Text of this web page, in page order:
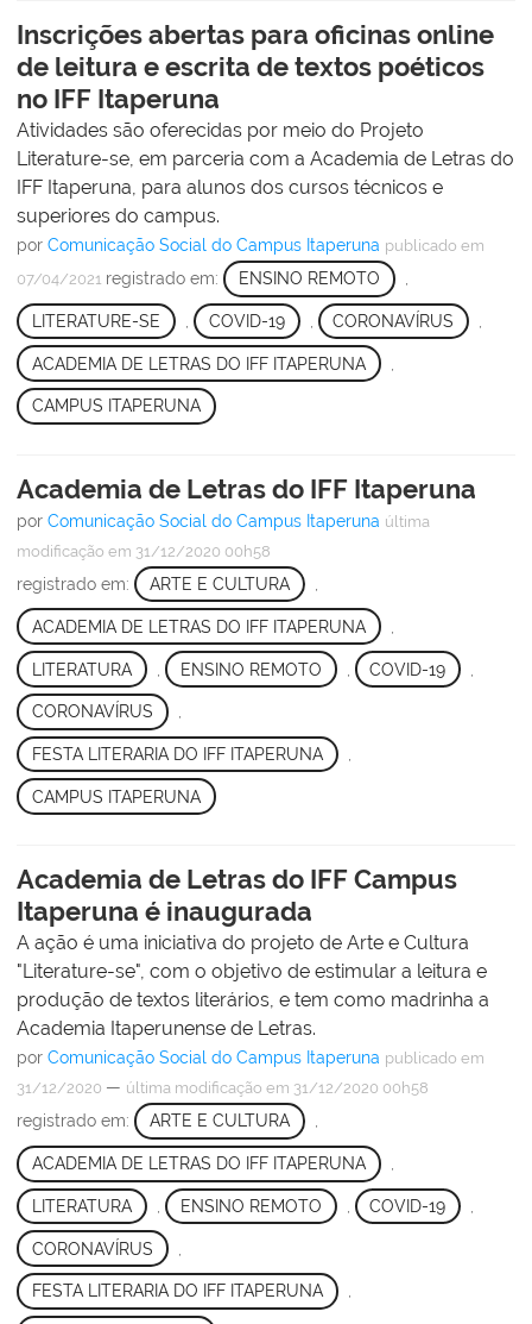
Inscrições abertas para oficinas online
de leitura e escrita de textos poéticos
no IFF Itaperuna
Atividades são oferecidas por meio do Projeto
Literature-se, em parceria com a Academia de Letras do
IFF Itaperuna, para alunos dos cursos técnicos e
superiores do campus.
por Comunicação Social do Campus Itaperuna publicado em
07/04/2021 registrado em: ENSINO REMOTO ,
LITERATURE-SE COVID-19 CORONAVÍRUS
ACADEMIA DE LETRAS DO IFF ITAPERUNA
CAMPUS ITAPERUNA
Academia de Letras do IFF Itaperuna
por Comunicação Social do Campus Itaperuna última
modificação em 31/12/2020 00h58
registrado em: ARTE E CULTURA
ACADEMIA DE LETRAS DO IFF ITAPERUNA
LITERATURA ENSINO REMOTO COVID-19
CORONAVÍRUS ,
FESTA LITERARIA DO IFF ITAPERUNA
CAMPUS ITAPERUNA
Academia de Letras do IFF Campus
Itaperuna é inaugurada
A ação é uma iniciativa do projeto de Arte e Cultura
"Literature-se", com o objetivo de estimular a leitura e
produção de textos literários, e tem como madrinha a
Academia Itaperunense de Letras.
por Comunicação Social do Campus Itaperuna publicado em
31/12/2020 — última modificação em 31/12/2020 00h58
registrado em: ARTE E CULTURA ,
ACADEMIA DE LETRAS DO IFF ITAPERUNA
LITERATURA ENSINO REMOTO COVID-19
CORONAVÍRUS
FESTA LITERARIA DO IFF ITAPERUNA ,